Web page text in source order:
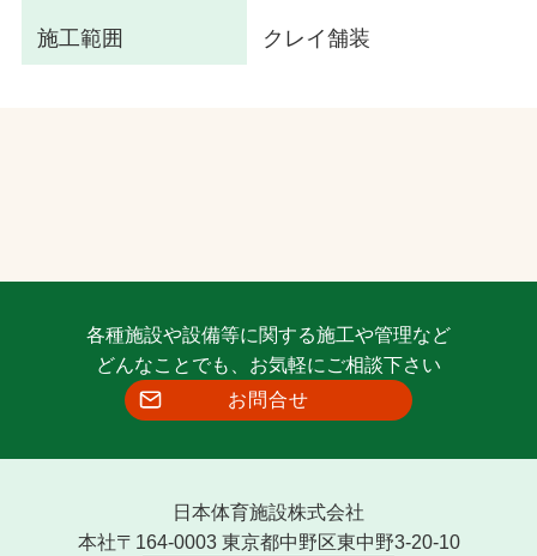
施工範囲 クレイ舗装
各種施設や設備等に関する施工や管理など
どんなことでも、お気軽にご相談下さい
お問合せ
日本体育施設株式会社
本社〒164-0003 東京都中野区東中野3-20-10